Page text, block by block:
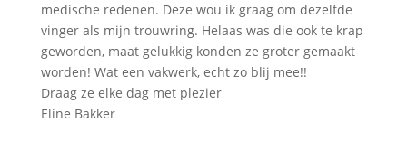
medische redenen. Deze wou ik graag om dezelfde
vinger als mijn trouwring. Helaas was die ook te krap
geworden, maat gelukkig konden ze groter gemaakt
worden! Wat een vakwerk, echt zo blij mee!!
Draag ze elke dag met plezier
Eline Bakker